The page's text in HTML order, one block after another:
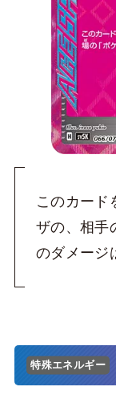
このカード
ザの、相手
のダメージ